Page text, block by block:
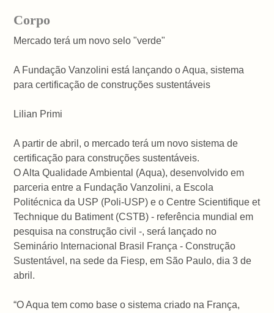
Corpo
Mercado terá um novo selo "verde"
A Fundação Vanzolini está lançando o Aqua, sistema
para certificação de construções sustentáveis
Lilian Primi
A partir de abril, o mercado terá um novo sistema de
certificação para construções sustentáveis.
O Alta Qualidade Ambiental (Aqua), desenvolvido em
parceria entre a Fundação Vanzolini, a Escola
Politécnica da USP (Poli-USP) e o Centre Scientifique et
Technique du Batiment (CSTB) - referência mundial em
pesquisa na construção civil -, será lançado no
Seminário Internacional Brasil França - Construção
Sustentável, na sede da Fiesp, em São Paulo, dia 3 de
abril.
“O Aqua tem como base o sistema criado na França,